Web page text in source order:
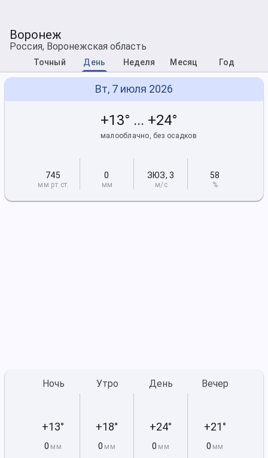
Воронеж
Россия, Воронежская область
Точный День Неделя Месяц Год
Вт, 7 июля 2026
+13° ... +24°
малооблачно, без осадков
745
мм рт.ст.
0
мм
ЗЮЗ, 3
м/с
58
%
Ночь
+13°
0 мм
Утро
+18°
0 мм
День
+24°
0 мм
Вечер
+21°
0 мм